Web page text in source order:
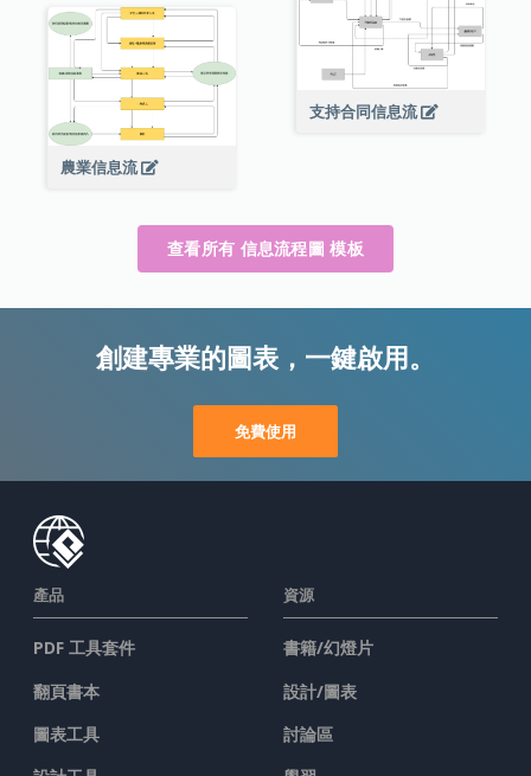
支持合同信息流
農業信息流
查看所有 信息流程圖 模板
創建專業的圖表，一鍵啟用。
免費使用
產品
PDF 工具套件
翻頁書本
圖表工具
資源
書籍/幻燈片
設計/圖表
討論區